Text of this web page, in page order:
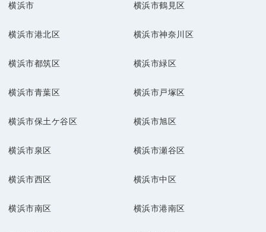
横浜市 横浜市鶴見区
横浜市港北区 横浜市神奈川区
横浜市都筑区 横浜市緑区
横浜市青葉区 横浜市戸塚区
横浜市保土ケ谷区 横浜市旭区
横浜市泉区 横浜市瀬谷区
横浜市西区 横浜市中区
横浜市南区 横浜市港南区